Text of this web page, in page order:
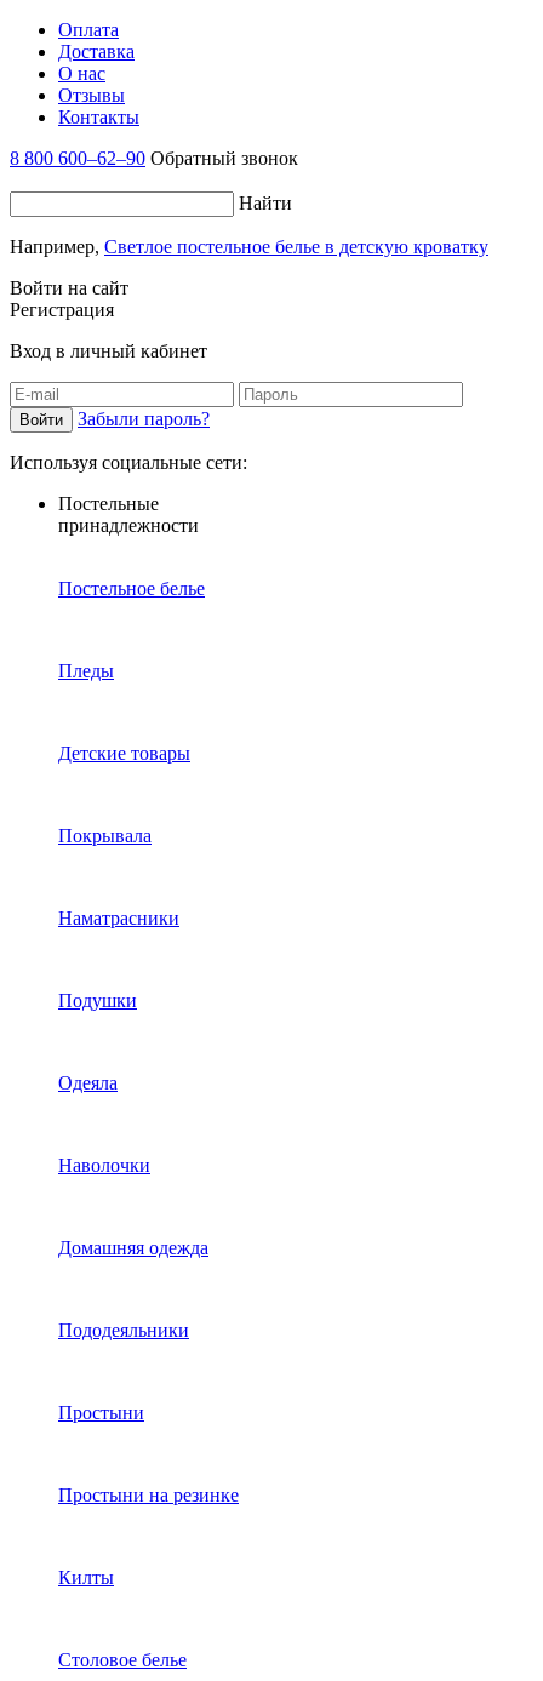
Оплата
Доставка
О нас
Отзывы
Контакты
8 800 600–62–90 Обратный звонок
Найти
Например, Светлое постельное белье в детскую кроватку
Войти на сайт
Регистрация
Вход в личный кабинет
Забыли пароль?
Используя социальные сети:
Постельные
принадлежности
Постельное белье
Пледы
Детские товары
Покрывала
Наматрасники
Подушки
Одеяла
Наволочки
Домашняя одежда
Пододеяльники
Простыни
Простыни на резинке
Килты
Столовое белье